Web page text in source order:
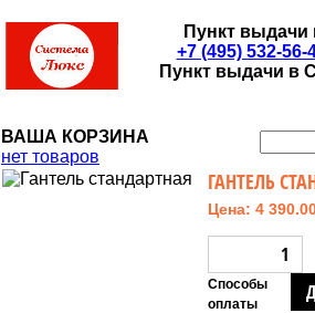
Пункт выдачи
+7 (495) 532-56-
Пункт выдачи в
ВАША КОРЗИНА
нет товаров
ГАНТЕЛЬ
Цена: 4
Способы
оплаты